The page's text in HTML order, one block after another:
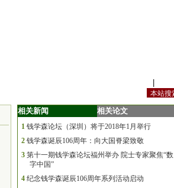
相关新闻 相关论文
1 钱学森论坛（深圳）将于2018年1月举行
2 钱学森诞辰106周年：向大国脊梁致敬
3 第十一期钱学森论坛福州举办 院士专家聚焦“数
字中国”
4 纪念钱学森诞辰106周年系列活动启动